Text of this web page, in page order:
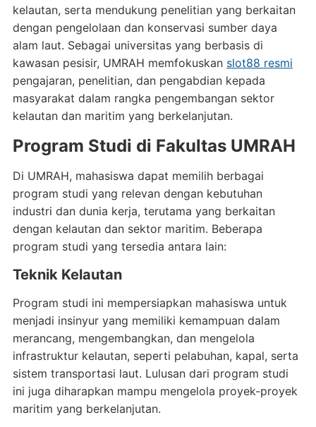
kelautan, serta mendukung penelitian yang berkaitan
dengan pengelolaan dan konservasi sumber daya
alam laut. Sebagai universitas yang berbasis di
kawasan pesisir, UMRAH memfokuskan slot88 resmi
pengajaran, penelitian, dan pengabdian kepada
masyarakat dalam rangka pengembangan sektor
kelautan dan maritim yang berkelanjutan.
Program Studi di Fakultas UMRAH
Di UMRAH, mahasiswa dapat memilih berbagai
program studi yang relevan dengan kebutuhan
industri dan dunia kerja, terutama yang berkaitan
dengan kelautan dan sektor maritim. Beberapa
program studi yang tersedia antara lain:
Teknik Kelautan
Program studi ini mempersiapkan mahasiswa untuk
menjadi insinyur yang memiliki kemampuan dalam
merancang, mengembangkan, dan mengelola
infrastruktur kelautan, seperti pelabuhan, kapal, serta
sistem transportasi laut. Lulusan dari program studi
ini juga diharapkan mampu mengelola proyek-proyek
maritim yang berkelanjutan.